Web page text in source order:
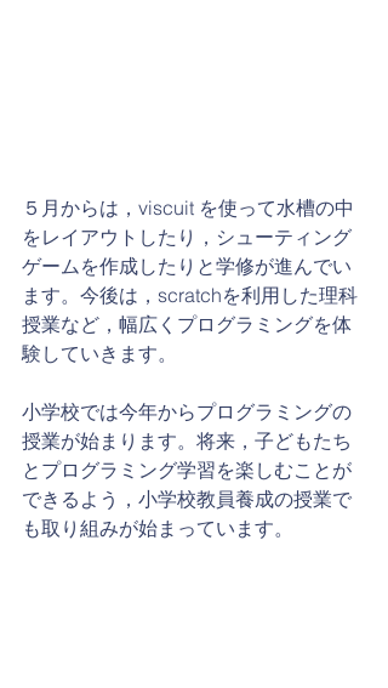
５月からは，viscuit を使って水槽の中
をレイアウトしたり，シューティング
ゲームを作成したりと学修が進んでい
ます。今後は，scratchを利用した理科
授業など，幅広くプログラミングを体
験していきます。
小学校では今年からプログラミングの
授業が始まります。将来，子どもたち
とプログラミング学習を楽しむことが
できるよう，小学校教員養成の授業で
も取り組みが始まっています。